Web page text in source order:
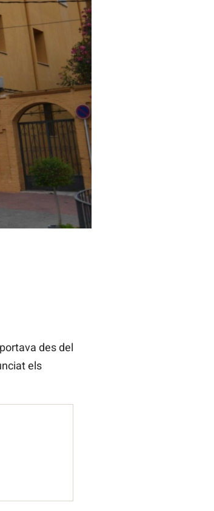
des del
els